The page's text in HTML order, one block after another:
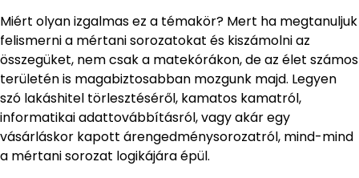
Miért olyan izgalmas ez a témakör? Mert ha megtanuljuk
felismerni a mértani sorozatokat és kiszámolni az
összegüket, nem csak a matekórákon, de az élet számos
területén is magabiztosabban mozgunk majd. Legyen
szó lakáshitel törlesztéséről, kamatos kamatról,
informatikai adattovábbításról, vagy akár egy
vásárláskor kapott árengedménysorozatról, mind-mind
a mértani sorozat logikájára épül.